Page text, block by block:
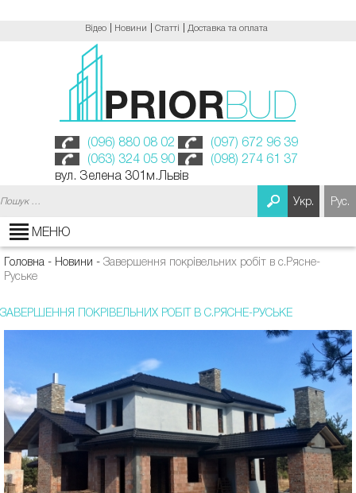
Відео Новини Статті Доставка та оплата
(096) 880 08 02
(097) 672 96 39
(063) 324 05 90
(098) 274 61 37
вул. Зелена 301м.Львів
Укр. Рус.
МЕНЮ
Головна - Новини - Завершення покрівельних робіт в с.Рясне-
Руське
ЗАВЕРШЕННЯ ПОКРІВЕЛЬНИХ РОБІТ В С.РЯСНЕ-РУСЬКЕ